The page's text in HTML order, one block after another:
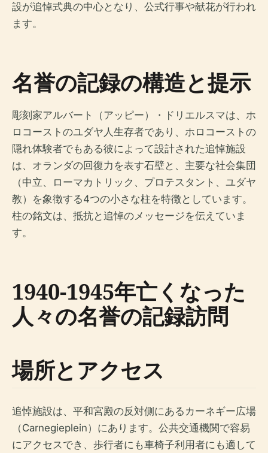
設が追悼式典の中心となり、公式行事や献花が行われ
ます。
名誉の記録の構造と提示
彫刻家アルバート（アッピー）・ドリエルスマは、ホ
ロコーストのユダヤ人生存者であり、ホロコーストの
隠れ体験者でもある彼によって設計された追悼施設
は、オランダの回復力を表す石壁と、主要な社会集団
（中立、ローマカトリック、プロテスタント、ユダヤ
教）を象徴する4つの小さな柱を特徴としています。
柱の銘文は、抵抗と追悼のメッセージを伝えていま
す。
1940-1945年亡くなった
人々の名誉の記録訪問
場所とアクセス
追悼施設は、平和宮殿の反対側にあるカーネギー広場
（Carnegieplein）にあります。公共交通機関で容易
にアクセスでき、歩行者にも車椅子利用者にも適して